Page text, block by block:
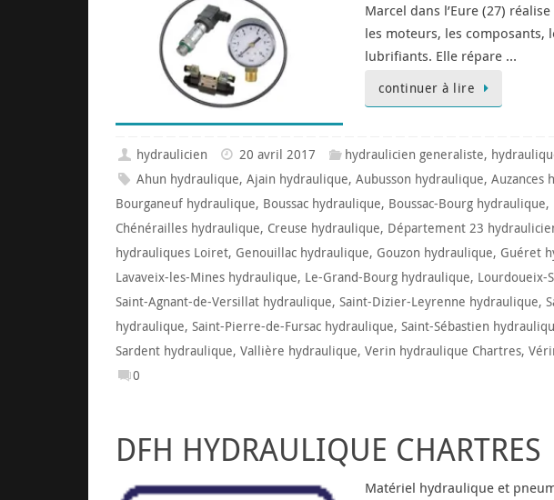
Marcel dans l’Eure (27)
les moteurs, les composants,
lubrifiants. Elle répare …
continuer à lire
hydraulicien 20 avril 2017 hydraulicien generaliste,
Ahun hydraulique,Ajain hydraulique,Aubusson hydraulique,Auzances
Bourganeuf hydraulique, Boussac hydraulique, Boussac-Bourg hydraulique,
Chénérailles hydraulique, Creuse hydraulique, Département 23
hydrauliques Loiret, Genouillac hydraulique, Gouzon hydraulique, Guéret
Lavaveix-les-Mines hydraulique, Le-Grand-Bourg hydraulique, Lourdoueix-
Saint-Agnant-de-Versillat hydraulique, Saint-Dizier-Leyrenne hydraulique,
hydraulique, Saint-Pierre-de-Fursac hydraulique, Saint-Sébastien
Sardent hydraulique, Vallière hydraulique, Verin hydraulique Chartres,
0
DFH HYDRAULIQUE CHARTRES
Matériel hydraulique et